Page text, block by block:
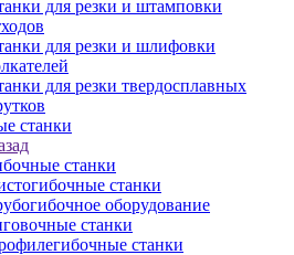
для резки и штамповки
для резки и шлифовки
для резки твердосплавных
станки
станки
станки
оборудование
станки
станки